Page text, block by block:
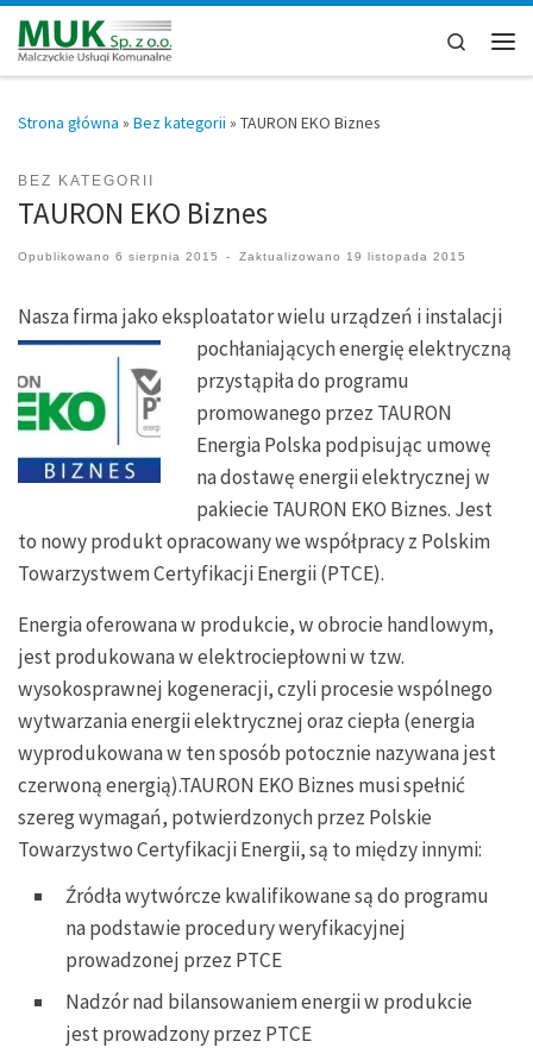
Przejdź do treści
Search
Strona główna » Bez kategorii » TAURON EKO Biznes
BEZ KATEGORII
TAURON EKO Biznes
Opublikowano 6 sierpnia 2015 - Zaktualizowano 19 listopada 2015
Nasza firma jako eksploatator wielu urządzeń i instalacji
pochłaniających energię elektryczną
przystąpiła do programu
promowanego przez TAURON
Energia Polska podpisując umowę
na dostawę energii elektrycznej w
pakiecie TAURON EKO Biznes. Jest
to nowy produkt opracowany we współpracy z Polskim
Towarzystwem Certyfikacji Energii (PTCE).
Energia oferowana w produkcie, w obrocie handlowym,
jest produkowana w elektrociepłowni w tzw.
wysokosprawnej kogeneracji, czyli procesie wspólnego
wytwarzania energii elektrycznej oraz ciepła (energia
wyprodukowana w ten sposób potocznie nazywana jest
czerwoną energią).TAURON EKO Biznes musi spełnić
szereg wymagań, potwierdzonych przez Polskie
Towarzystwo Certyfikacji Energii, są to między innymi:
Źródła wytwórcze kwalifikowane są do programu
na podstawie procedury weryfikacyjnej
prowadzonej przez PTCE
Nadzór nad bilansowaniem energii w produkcie
jest prowadzony przez PTCE